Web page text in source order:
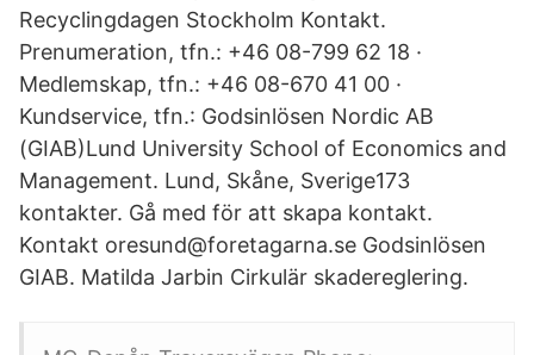
Recyclingdagen Stockholm Kontakt.
Prenumeration, tfn.: +46 08-799 62 18 ·
Medlemskap, tfn.: +46 08-670 41 00 ·
Kundservice, tfn.: Godsinlösen Nordic AB
(GIAB)Lund University School of Economics and
Management. Lund, Skåne, Sverige173
kontakter. Gå med för att skapa kontakt.
Kontakt oresund@foretagarna.se Godsinlösen
GIAB. Matilda Jarbin Cirkulär skadereglering.